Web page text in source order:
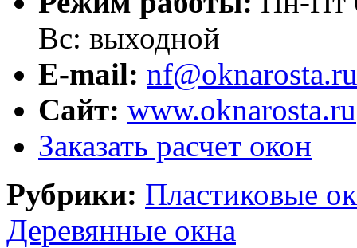
Вс: выходной
E-mail: nf@oknarosta.ru
Сайт: www.oknarosta.ru
Заказать расчет окон
Рубрики: Пластиковые
Деревянные окна